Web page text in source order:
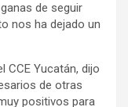
de seguir
nos ha dejado un
CCE Yucatán, dijo
de otras
positivos para